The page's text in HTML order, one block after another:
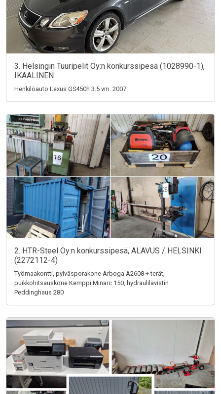
3. Helsingin Tuuripelit Oy:n konkurssipesä (1028990-1),
IKAALINEN
Henkilöauto Lexus GS450h 3.5 vm. 2007
2. HTR-Steel Oy:n konkurssipesä, ALAVUS / HELSINKI
(2272112-4)
Työmaakontti, pylväsporakone Arboga A2608 + terät,
puikkohitsauskone Kemppi Minarc 150, hydraulilävistin
Peddinghaus 280